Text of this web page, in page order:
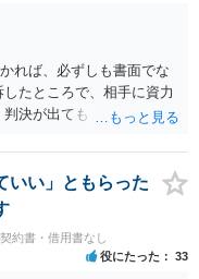
要件は満たしています。
請負契約の締結」も黙示
です。したがって、あな
られます。相手方の「請
う主張は、報酬を支払わ
で支払われていた料金を
以上のことから、過去の取
ト制作契約が黙示的に成
ることは法的に可能であ
応じない場合は、最終的
があります。その際に
れば、必ずしも書面でな
たところで、相手に資力
決が出ても、無い袖を振
いい」ともらった
約書・借用書なし
役にたった 33